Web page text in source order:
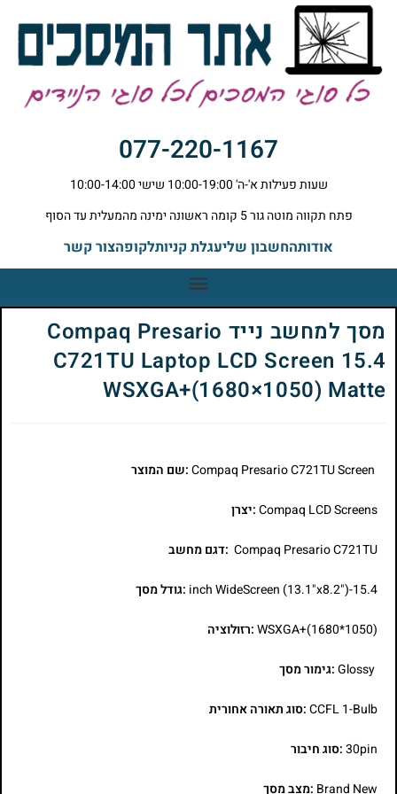
077-220-1167
שעות פעילות א'-ה' 10:00-19:00 שישי 10:00-14:00
פתח תקווה מוטה גור 5 קומה ראשונה ימינה מהמעלית עד הסוף
אודותהחשבון שליעגלת קניותלקופהצור קשר
מסך למחשב נייד Compaq Presario
C721TU Laptop LCD Screen 15.4
WSXGA+(1680×1050) Matte
:שם המוצר
Compaq LCD Screens:יצרן
Compaq Presario C721TU :דגם מחשב
15.4-inch WideScreen (13.1"x8.2") :גודל מסך
WSXGA+(1680*1050):רזולוציה
Glossy:גימור מסך
CCFL 1-Bulb:סוג תאורה אחורית
30pin:סוג חיבור
Brand New :מצב מסך